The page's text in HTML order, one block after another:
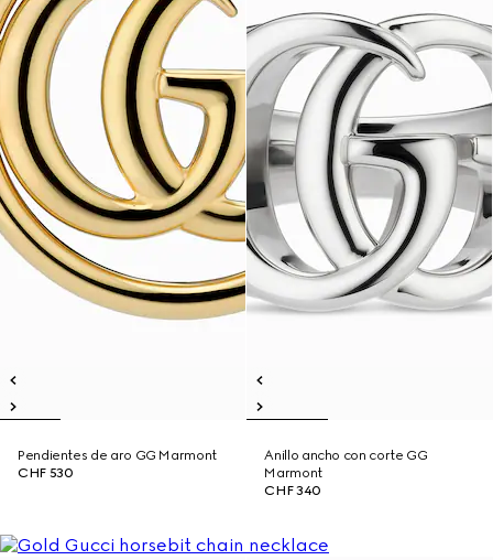
Pendientes de aro GG Marmont
CHF 530
Anillo ancho con corte GG
Marmont
CHF 340